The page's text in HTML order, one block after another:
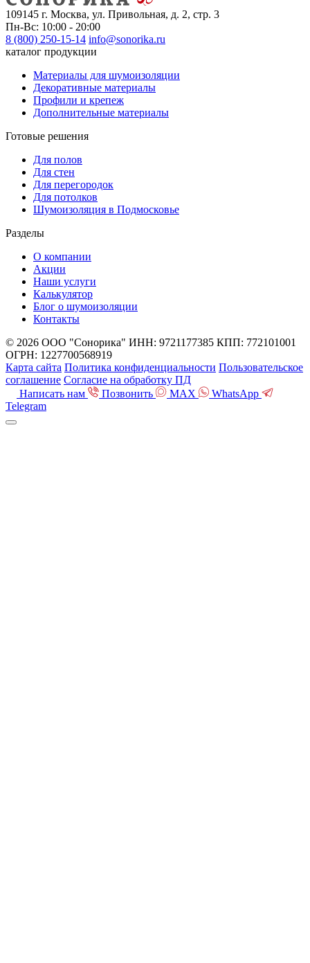
109145 г. Москва, ул. Привольная, д. 2, стр. 3
Пн-Вс: 10:00 - 20:00
8 (800) 250-15-14 info@sonorika.ru
каталог продукции
Материалы для шумоизоляции
Декоративные материалы
Профили и крепеж
Дополнительные материалы
Готовые решения
Для полов
Для стен
Для перегородок
Для потолков
Шумоизоляция в Подмосковье
Разделы
О компании
Акции
Наши услуги
Калькулятор
Блог о шумоизоляции
Контакты
© 2026 ООО "Сонорика" ИНН: 9721177385 КПП: 772101001
ОГРН: 1227700568919
Карта сайта Политика конфиденциальности Пользовательское
соглашение Согласие на обработку ПД
Написать нам
Позвонить MAX
WhatsApp
Telegram